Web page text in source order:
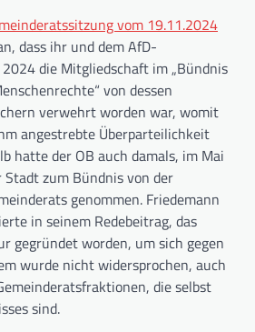
vom 19.11.2024
dass ihr und dem AfD-
die Mitgliedschaft im „Bündnis
von dessen
verwehrt worden war, womit
angestrebte Überparteilichkeit
hatte der OB auch damals, im Mai
zum Bündnis von der
genommen. Friedemann
in seinem Redebeitrag, das
gegründet worden, um sich gegen
wurde nicht widersprochen, auch
die selbst
sind.